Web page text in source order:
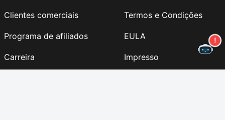
Clientes comerciais
Programa de afiliados
Carreira
Termos e Condições
EULA
Impresso